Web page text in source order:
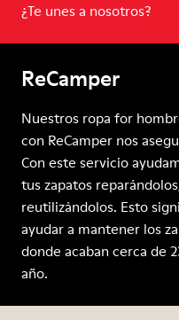
¿Te unes a nosotros?
ReCamper
Nuestros ropa for
con ReCamper nos
Con este servicio
tus zapatos
reutilizándolos. Esto
ayudar a mantener los
donde acaban cerca de
año.